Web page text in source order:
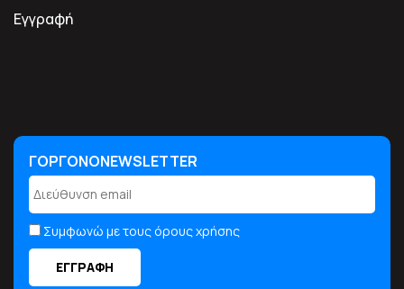
Εγγραφή
ΓΟΡΓΟΝΟNEWSLETTER
Συμφωνώ με τους όρους χρήσης